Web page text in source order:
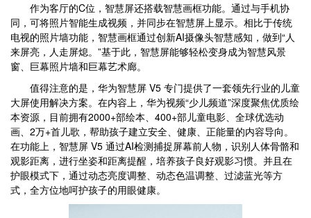
作为客厅的C位，智慧屏还搭载智慧画框功能。通过与手机协
同，可将照片智能生成视频，并同步在智慧屏上显示。相比于传统
电视的照片墙功能，智慧画框通过创新AI摄像头智慧感知，做到“人
来屏亮，人走屏熄。”基于此，智慧屏能够轻松变身成为智慧风景
窗、巨幕照片墙和巨幕艺术廊。
值得注意的是，华为智慧屏 V5 专门提供了一套领先行业的儿童
大屏使用解决方案。在内容上，华为视频“少儿频道”深度聚焦优质绘
本资源，目前拥有2000+部绘本、400+部儿童电影、全球优选动
画、2万+首儿歌，帮助孩子建立安全、健康、正能量的内容导向。
在功能上，智慧屏 V5 通过AI检测捕捉屏幕前人物，识别人体骨骼和
观影距离，进行坐姿和距离提醒，培养孩子良好观影习惯。并且在
护眼模式下，通过动态亮度调整、动态色温调整、过滤蓝光等方
式，全方位地呵护孩子的用眼健康。